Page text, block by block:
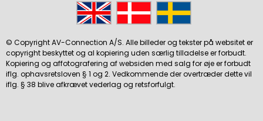
© Copyright AV-Connection A/S. Alle billeder og tekster på websitet er
copyright beskyttet og al kopiering uden særlig tilladelse er forbudt.
Kopiering og affotografering af websiden med salg for øje er forbudt
iflg. ophavsretsloven § 1 og 2. Vedkommende der overtræder dette vil
iflg. § 38 blive afkrævet vederlag og retsforfulgt.